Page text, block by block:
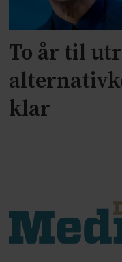
To år til
klar